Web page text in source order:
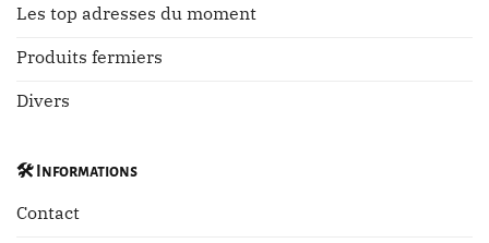
Les top adresses du moment
Produits fermiers
Divers
🛠️Informations
Contact